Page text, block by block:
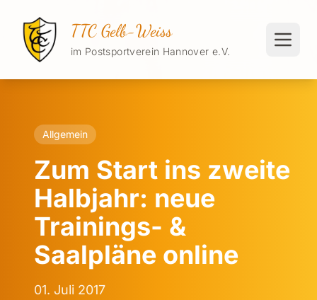
TTC Gelb-Weiss
im Postsportverein Hannover e.V.
Allgemein
Zum Start ins zweite
Halbjahr: neue
Trainings- &
Saalpläne online
01. Juli 2017